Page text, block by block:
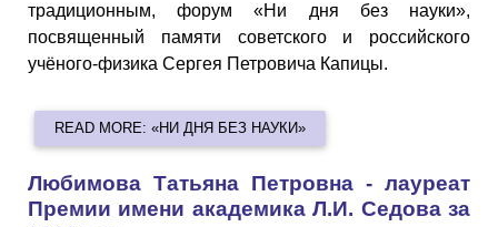
традиционным, форум «Ни дня без науки»,
посвященный памяти советского и российского
учёного-физика Сергея Петровича Капицы.
READ MORE: «НИ ДНЯ БЕЗ НАУКИ»
Любимова Татьяна Петровна - лауреат
Премии имени академика Л.И. Седова за